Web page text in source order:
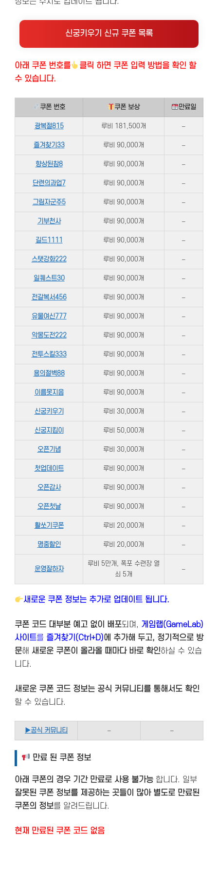
신궁키우기 신규 쿠폰 목록
아래 쿠폰 번호를
클릭 하면 쿠폰 입력 방법을 확인 할
수 있습니다.
쿠폰 번호 쿠폰 보상 만료일
광복절815 루비 181,500개 –
즐겨찾기33 루비 90,000개 –
향상된참8 루비 90,000개 –
단련의과업7 루비 90,000개 –
그림자군주5 루비 90,000개 –
기부천사 루비 90,000개 –
길드1111 루비 90,000개 –
스탯강화222 루비 90,000개 –
일퀘스트30 루비 90,000개 –
전갈복서456 루비 90,000개 –
유물여신777 루비 90,000개 –
악몽도전222 루비 90,000개 –
전투스킬333 루비 90,000개 –
용의절벽88 루비 90,000개 –
이름못지음 루비 90,000개 –
신궁키우기 루비 30,000개 –
신궁지킴이 루비 50,000개 –
오픈기념 루비 30,000개 –
첫업데이트 루비 90,000개 –
오픈감사 루비 90,000개 –
오픈첫날 루비 90,000개 –
활쏘기쿠폰 루비 20,000개 –
명중할인 루비 20,000개 –
운영잘하자
루비 5만개, 폭포 수련장 열
쇠 5개
–
새로운 쿠폰 정보는 추가로 업데이트 됩니다.
쿠폰 코드 대부분 예고 없이 배포되며, 게임랩(GameLab)
사이트를 즐겨찾기(Ctrl+D)에 추가해 두고, 정기적으로 방
문해 새로운 쿠폰이 올라올 때마다 바로 확인하실 수 있습
니다.
새로운 쿠폰 코드 정보는 공식 커뮤니티를 통해서도 확인
할 수 있습니다.
▶공식 커뮤니티 – –
만료 된 쿠폰 정보
아래 쿠폰의 경우 기간 만료로 사용 불가능 합니다. 일부
잘못된 쿠폰 정보를 제공하는 곳들이 많아 별도로 만료된
쿠폰의 정보를 알려드립니다.
현재 만료된 쿠폰 코드 없음